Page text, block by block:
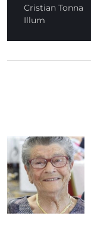
Cristian Tonna
Illum